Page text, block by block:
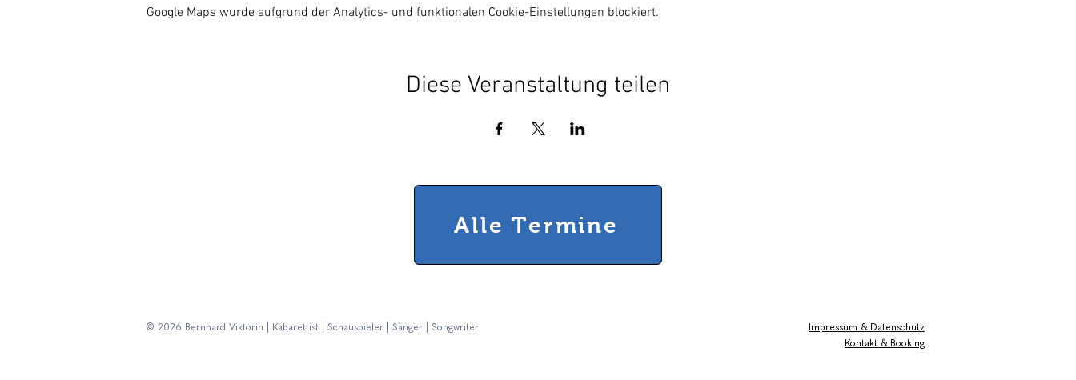
Google Maps wurde aufgrund der Analytics- und funktionalen Cookie-Einstellungen blockiert.
Diese Veranstaltung teilen
Alle Termine
© 2026 Bernhard Viktorin | Kabarettist | Schauspieler | Sänger | Songwriter
Impressum & Datenschutz
Kontakt & Booking